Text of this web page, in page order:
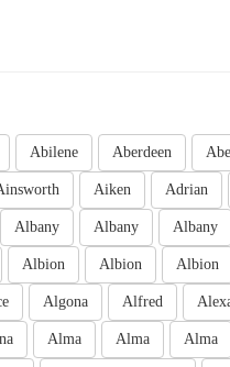
Aberdeen
Abilene
Adrian
Aiken
Albany
Albany
Albany
Albion
Albion
Albion
Alfred
Algona
Alma
Alma
Alma